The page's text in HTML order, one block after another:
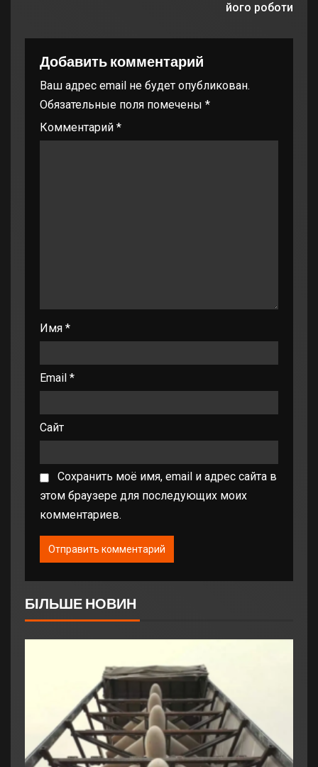
його роботи
Добавить комментарий
Ваш адрес email не будет опубликован.
Обязательные поля помечены *
Комментарий *
Имя *
Email *
Сайт
Сохранить моё имя, email и адрес сайта в
этом браузере для последующих моих
комментариев.
БІЛЬШЕ НОВИН